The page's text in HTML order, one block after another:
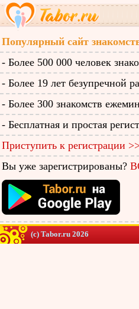
Популярный сайт
- Более 500 000 человек
- Более 19 лет безупречной
- Более 300 знакомств
- Бесплатная и простая
Приступить к регистрации
Вы уже зарегистрированы?
(c) Tabor.ru 2026